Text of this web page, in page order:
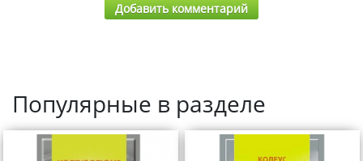
Добавить комментарий
Популярные в разделе